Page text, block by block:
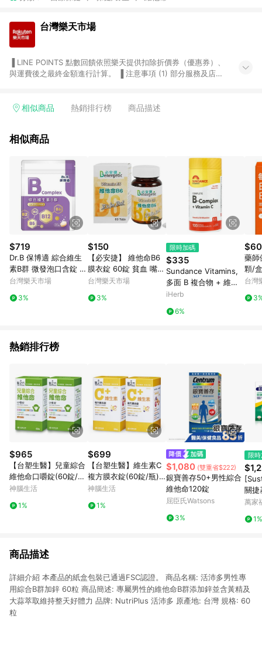
台灣樂天市場
與運費後之最終金額進行計算。 ▐ 注意事項 (1) 部分服務及店家
Smart mobile、神腦生活、JS巨盛、樂天KOBO電子書，請詳閱
台灣樂天市場，並在同一瀏覽器於24小時內結帳，才享有 LINE
市場 45 天內完成訂單出貨及結帳，則不符合贈點資格。 (4) 如
使用APP、或中途瀏覽比價網、回饋網、Google等其他網頁、或
由網頁版(電腦版/手機版網頁)切換為App都將會造成追蹤中斷而
無法進行 LINE POINTS 回饋。 (5) LINE 購物為購物資訊整合性
平台，商品資料更新會有時間差，如顯示之商品規格、顏色、價
位、贈品與台灣樂天市場銷售網頁不符，以銷售網頁標示為準。
(6) 導購訂單已逾 365 天，根據台灣樂天回饋規定，逾期訂單將
不符合回饋資格。 (7) 若上述或其他原因，致使消費者無接收到
點數回饋或點數回饋有爭議，台灣樂天市場保有更改條款與法律
追訴之權利，活動詳情以樂天市場網站公告為準。
相似商品 熱銷排行榜 商品描述
相似商品
$719
Dr.B 保博適 綜合維生
素B群 微發泡口含錠 3
0錠 X 2入
台灣樂天市場
3%
$150
【必安捷】 維他命B6
膜衣錠 60錠 貧血 嘴破
神經炎 昏睡
台灣樂天市場
3%
限時加碼
$335
Sundance Vitamins,
多面 B 複合物 + 維生
素 C，100 片包衣囊片
iHerb
6%
藥師
顆/盒
台灣
熱銷排行榜
$965
【台塑生醫】兒童綜合
維他命口嚼錠(60錠/
瓶) 2瓶/組
神腦生活
1%
$699
【台塑生醫】維生素C
複方膜衣錠(60錠/瓶) 2
瓶/組
神腦生活
1%
$1,080 (雙重省$222)
銀寶善存50+男性綜合
維他命120錠
屈臣氏Watsons
3%
限
關捷
萬家
1%
商品描述
詳細介紹 本產品的紙盒包裝已通過FSC認證。 商品名稱: 活沛多男性專
用綜合B群加鋅 60粒 商品簡述: 專屬男性的維他命B群添加鋅並含黃精及
大蒜萃取維持整天好體力 品牌: NutriPlus 活沛多 原產地: 台灣 規格: 60
粒